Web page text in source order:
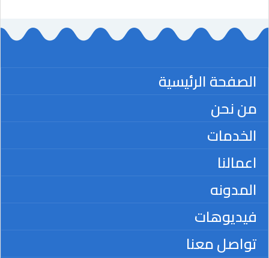
الصفحة الرئيسية
من نحن
الخدمات
اعمالنا
المدونه
فيديوهات
تواصل معنا